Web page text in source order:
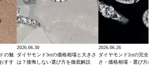
の魅
すす
2026.06.30
ダイヤモンド3ctの価格相場と大きさ
は？後悔しない選び方を徹底解説
2026.06.26
ダイヤモンド2ctの完全
さ・価格相場・選び方